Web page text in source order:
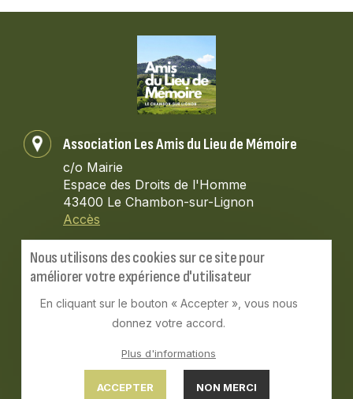
Association Les Amis du Lieu de Mémoire
c/o Mairie
Espace des Droits de l'Homme
43400 Le Chambon-sur-Lignon
Accès
Contactez-nous
lesamisdulieudememoire@gmail.com
Mentions légales
Réalisation : Ascomedia
Nous utilisons des cookies sur ce site pour
améliorer votre expérience d'utilisateur
En cliquant sur le bouton « Accepter », vous nous
donnez votre accord.
Plus d'informations
ACCEPTER NON MERCI